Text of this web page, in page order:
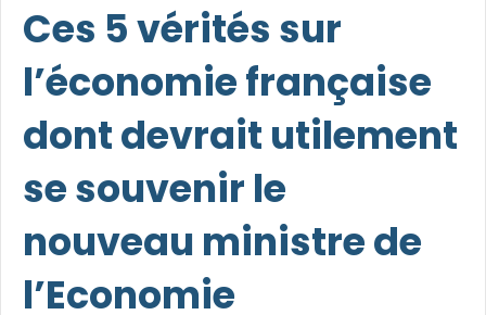
Ces 5 vérités sur
l’économie française
dont devrait utilement
se souvenir le
nouveau ministre de
l’Economie